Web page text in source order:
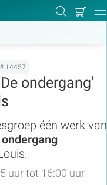
Zoeken
Mijn
# 14457
ondergang'
één werk van
ondergang
uur tot 16:00 uur